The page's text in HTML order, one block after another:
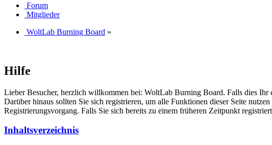
Forum
Mitglieder
WoltLab Burning Board »
Hilfe
Lieber Besucher, herzlich willkommen bei: WoltLab Burning Board. Falls dies Ihr
Darüber hinaus sollten Sie sich registrieren, um alle Funktionen dieser Seite
Registrierungsvorgang. Falls Sie sich bereits zu einem früheren Zeitpunkt
Inhaltsverzeichnis